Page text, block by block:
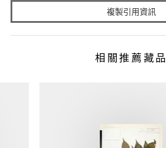
複製引用資訊
相關推薦藏品